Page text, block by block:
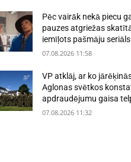
Pēc vairāk nekā piecu
pauzes atgriežas
iemīļots pašmāju seriāls
07.08.2026 11:58
VP atklāj, ar ko
Aglonas svētkos
apdraudējumu gaisa
07.08.2026 11:32